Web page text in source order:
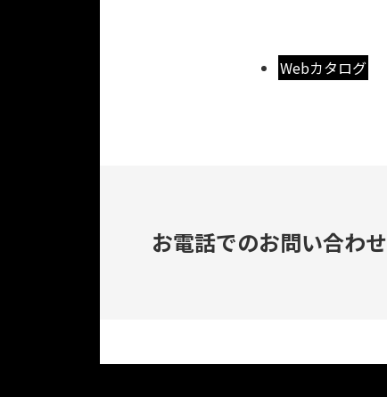
Webカタログ
お電話でのお問い合わせ